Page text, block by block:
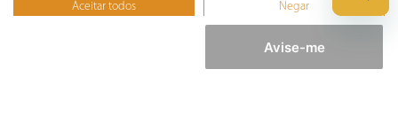
Avise-me
FerramentasAceitar todos Negar